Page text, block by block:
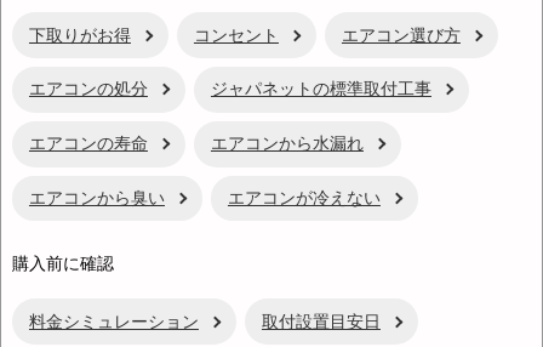
下取りがお得 コンセント エアコン選び方
エアコンの処分 ジャパネットの標準取付工事
エアコンの寿命 エアコンから水漏れ
エアコンから臭い エアコンが冷えない
購入前に確認
料金シミュレーション 取付設置目安日